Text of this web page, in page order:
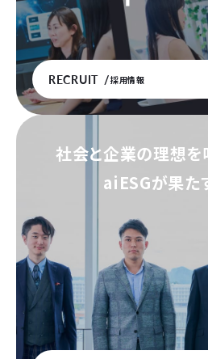
RECRUIT 採用情報
社会と企業の理想を
aiESGが果た